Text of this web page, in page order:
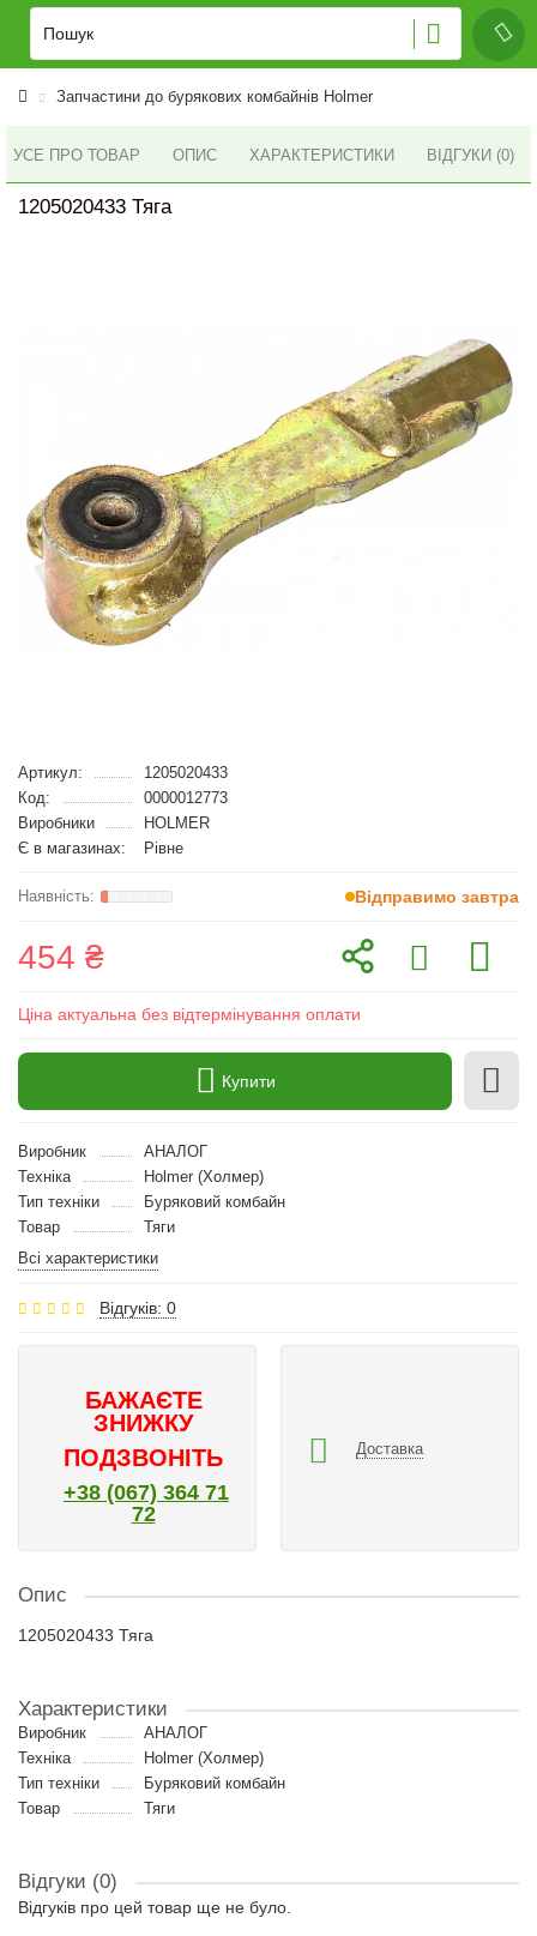
Запчастини до бурякових комбайнів Holmer
УСЕ ПРО ТОВАР ОПИС ХАРАКТЕРИСТИКИ ВІДГУКИ (0)
1205020433 Тяга
Артикул:
1205020433
Код:
0000012773
Виробники
HOLMER
Є в магазинах:
Рівне
Відправимо завтра
454 ₴
Ціна актуальна без відтермінування оплати
Купити
Виробник
АНАЛОГ
Техніка
Holmer (Холмер)
Тип техніки
Буряковий комбайн
Товар
Тяги
Всі характеристики
Відгуків: 0
БАЖАЄТЕ
ЗНИЖКУ
ПОДЗВОНІТЬ
+38 (067) 364 71
72
Доставка
Опис
1205020433 Тяга
Характеристики
Виробник
АНАЛОГ
Техніка
Holmer (Холмер)
Тип техніки
Буряковий комбайн
Товар
Тяги
Відгуки (0)
Відгуків про цей товар ще не було.